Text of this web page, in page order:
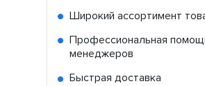
Широкий ассортимент
Профессиональная
менеджеров
Быстрая доставка